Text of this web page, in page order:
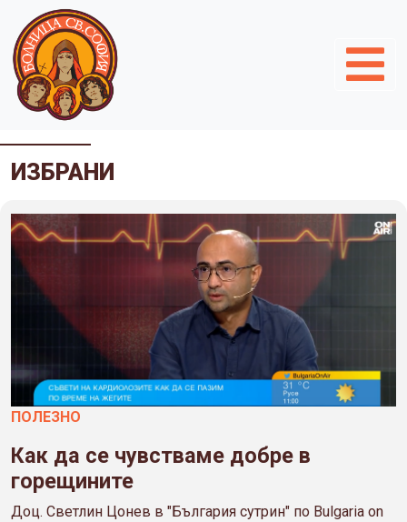
ИЗБРАНИ
ПОЛЕЗНO
Как да се чувстваме добре в
горещините
Доц. Светлин Цонев в "България сутрин" по Bulgaria on